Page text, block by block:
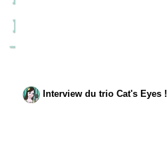
Interview du trio Cat's Eyes !